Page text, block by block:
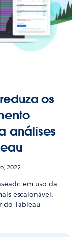
os
análises
2022
em uso da
escalonável,
do Tableau